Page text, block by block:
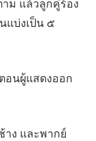
ม แล้วลูกคู่ร้อง
แบ่งเป็น ๕
อนผู้แสดงออก
าง และพากย์